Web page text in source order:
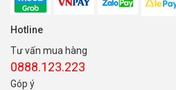
Hotline
Tư vấn mua hàng
0888.123.223
Góp ý